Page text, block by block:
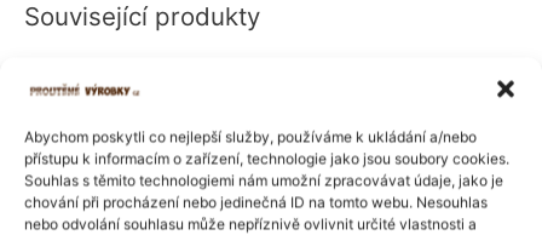
Abychom poskytli co nejlepší služby, používáme k ukládání a/nebo
přístupu k informacím o zařízení, technologie jako jsou soubory cookies.
Souhlas s těmito technologiemi nám umožní zpracovávat údaje, jako je
chování při procházení nebo jedinečná ID na tomto webu. Nesouhlas
nebo odvolání souhlasu může nepříznivě ovlivnit určité vlastnosti a
Související produkty
143 Kč
176 Kčvíce
variant.
Možnosti
lze
550 Kčvíce
variant.
Možnosti
lze